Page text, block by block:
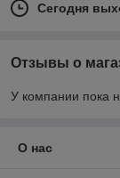
Сегодня
Отзывы о
У компании пока
О нас